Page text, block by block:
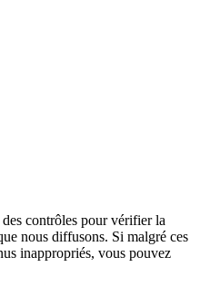
contrôles pour vérifier la
nous diffusons. Si malgré ces
inappropriés, vous pouvez